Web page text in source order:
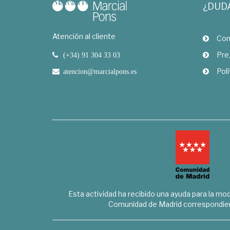
Atención al cliente
(+34) 91 304 33 03
atencion@marcialpons.es
Esta actividad ha recibido una ayuda para la
Comunidad de Madrid